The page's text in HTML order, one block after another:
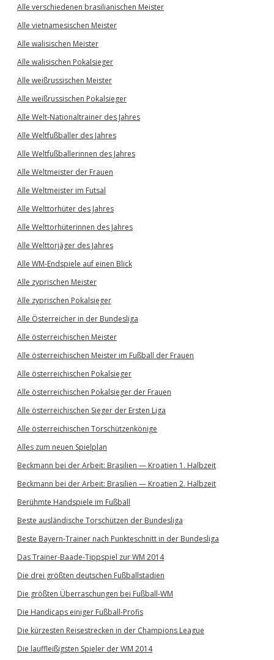
Alle verschiedenen brasilianischen Meister
Alle vietnamesischen Meister
Alle walisischen Meister
Alle walisischen Pokalsieger
Alle weißrussischen Meister
Alle weißrussischen Pokalsieger
Alle Welt-Nationaltrainer des Jahres
Alle Weltfußballer des Jahres
Alle Weltfußballerinnen des Jahres
Alle Weltmeister der Frauen
Alle Weltmeister im Futsal
Alle Welttorhüter des Jahres
Alle Welttorhüterinnen des Jahres
Alle Welttorjäger des Jahres
Alle WM-Endspiele auf einen Blick
Alle zyprischen Meister
Alle zyprischen Pokalsieger
Alle Österreicher in der Bundesliga
Alle österreichischen Meister
Alle österreichischen Meister im Fußball der Frauen
Alle österreichischen Pokalsieger
Alle österreichischen Pokalsieger der Frauen
Alle österreichischen Sieger der Ersten Liga
Alle österreichischen Torschützenkönige
Alles zum neuen Spielplan
Beckmann bei der Arbeit: Brasilien — Kroatien 1. Halbzeit
Beckmann bei der Arbeit: Brasilien — Kroatien 2. Halbzeit
Berühmte Handspiele im Fußball
Beste ausländische Torschützen der Bundesliga
Beste Bayern-Trainer nach Punkteschnitt in der Bundesliga
Das Trainer-Baade-Tippspiel zur WM 2014
Die drei größten deutschen Fußballstadien
Die größten Überraschungen bei Fußball-WM
Die Handicaps einiger Fußball-Profis
Die kürzesten Reisestrecken in der Champions League
Die lauffleißigsten Spieler der WM 2014